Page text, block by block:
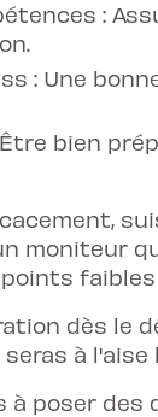
:
: Une
bien
moniteur
points
dès le
à l'aise
à poser